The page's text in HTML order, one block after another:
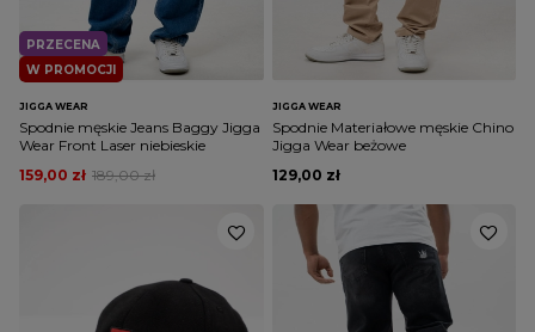
W PROMOCJI
PRZECENA
JIGGA WEAR
Spodnie męskie Jeans Baggy Jigga
Wear Front Laser niebieskie
189,00 zł
159,00 zł
JIGGA WEAR
Spodnie Materiałowe męskie Chino
Jigga Wear beżowe
129,00 zł